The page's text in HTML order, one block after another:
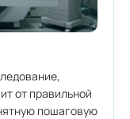
от правильной
пошаговую